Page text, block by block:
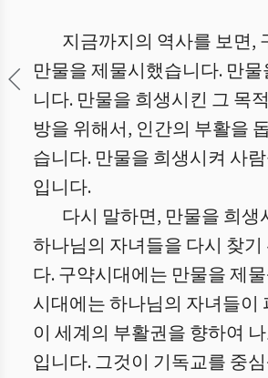
지금까지의 역사를 보면,
만물을 제물시했습니다. 만
니다. 만물을 희생시킨 그 목
방을 위해서, 인간의 부활을
습니다. 만물을 희생시켜 사
입니다.
다시 말하면, 만물을 희생
하나님의 자녀들을 다시 찾기
다. 구약시대에는 만물을 제
시대에는 하나님의 자녀들이
이 세계의 부활권을 향하여
입니다. 그것이 기독교를 중